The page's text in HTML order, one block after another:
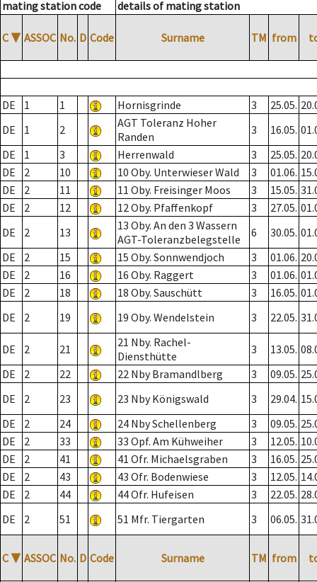
mating station code details of mating station
C ▼ ASSOC No. D Code Surname TM from
DE 1 1 Hornisgrinde 3 25.05.
DE
1 2
AGT Toleranz Hoher
Randen
3 16.05.
DE
1 3 Herrenwald 3 25.05.
DE
2 10 10 Oby. Unterwieser Wald 3 01.06.
DE
2 11 11 Oby. Freisinger Moos 3 15.05.
DE
2 12 12 Oby. Pfaffenkopf 3 27.05.
DE
2 13
13 Oby. An den 3 Wassern
AGT-Toleranzbelegstelle
6 30.05.
DE
2 15 15 Oby. Sonnwendjoch 3 01.06.
DE
2 16 16 Oby. Raggert 3 01.06.
DE
2 18 18 Oby. Sauschütt 3 16.05.
DE
2 19 19 Oby. Wendelstein 3 22.05.
DE 2 21
21 Nby. Rachel-
Diensthütte
3 13.05.
DE
2 22 22 Nby Bramandlberg 3 09.05.
DE
2 23 23 Nby Königswald 3 29.04.
DE
2 24 24 Nby Schellenberg 3 09.05.
DE
2 33 33 Opf. Am Kühweiher 3 12.05.
DE
2 41 41 Ofr. Michaelsgraben 3 16.05.
DE
2 43 43 Ofr. Bodenwiese 3 12.05.
DE
2 44 44 Ofr. Hufeisen 3 22.05.
DE
2 51 51 Mfr. Tiergarten 3 06.05.
C ▼ ASSOC No. D Code Surname TM from